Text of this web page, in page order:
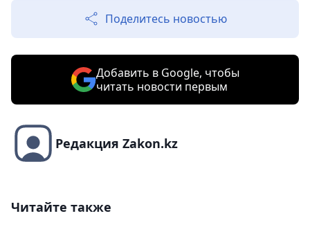
Поделитесь новостью
Добавить в Google, чтобы
читать новости первым
Редакция Zakon.kz
Читайте также